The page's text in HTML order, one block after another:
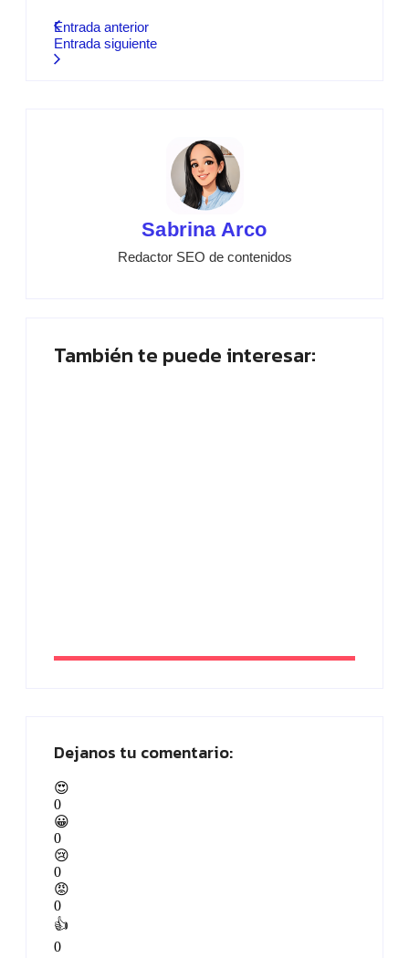
Entrada anterior
Entrada siguiente
Sabrina Arco
Redactor SEO de contenidos
También te puede interesar:
Dejanos tu comentario:
😍
0
😀
0
😢
0
😡
0
👍
0